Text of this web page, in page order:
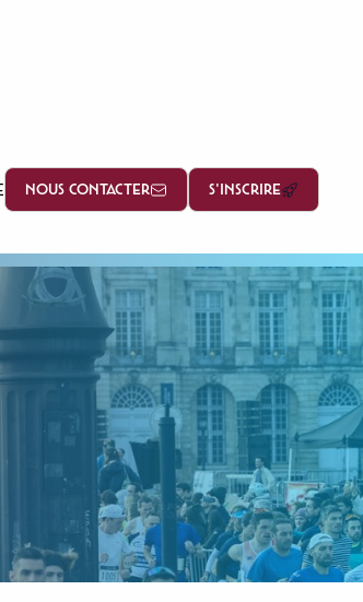
NOUS CONTACTER S'INSCRIRE